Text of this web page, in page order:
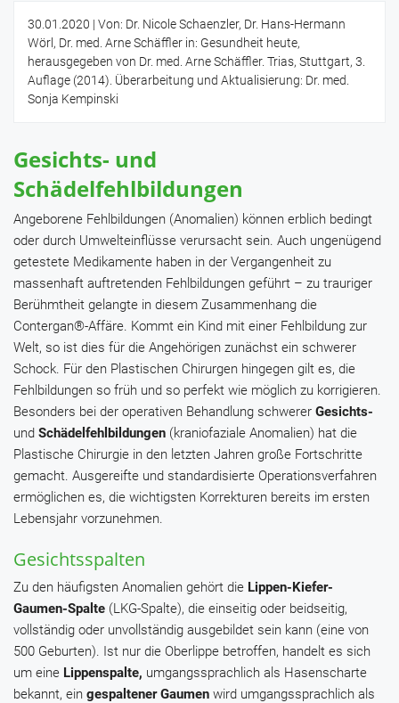
30.01.2020 | Von: Dr. Nicole Schaenzler, Dr. Hans-Hermann
Wörl, Dr. med. Arne Schäffler in: Gesundheit heute,
herausgegeben von Dr. med. Arne Schäffler. Trias, Stuttgart, 3.
Auflage (2014). Überarbeitung und Aktualisierung: Dr. med.
Sonja Kempinski
Gesichts- und
Schädelfehlbildungen
Angeborene Fehlbildungen (Anomalien) können erblich bedingt
oder durch Umwelteinflüsse verursacht sein. Auch ungenügend
getestete Medikamente haben in der Vergangenheit zu
massenhaft auftretenden Fehlbildungen geführt – zu trauriger
Berühmtheit gelangte in diesem Zusammenhang die
Contergan®-Affäre. Kommt ein Kind mit einer Fehlbildung zur
Welt, so ist dies für die Angehörigen zunächst ein schwerer
Schock. Für den Plastischen Chirurgen hingegen gilt es, die
Fehlbildungen so früh und so perfekt wie möglich zu korrigieren.
Besonders bei der operativen Behandlung schwerer Gesichts-
und Schädelfehlbildungen (kraniofaziale Anomalien) hat die
Plastische Chirurgie in den letzten Jahren große Fortschritte
gemacht. Ausgereifte und standardisierte Operationsverfahren
ermöglichen es, die wichtigsten Korrekturen bereits im ersten
Lebensjahr vorzunehmen.
Gesichtsspalten
Zu den häufigsten Anomalien gehört die Lippen-Kiefer-
Gaumen-Spalte (LKG-Spalte), die einseitig oder beidseitig,
vollständig oder unvollständig ausgebildet sein kann (eine von
500 Geburten). Ist nur die Oberlippe betroffen, handelt es sich
um eine Lippenspalte, umgangssprachlich als Hasenscharte
bekannt, ein gespaltener Gaumen wird umgangssprachlich als